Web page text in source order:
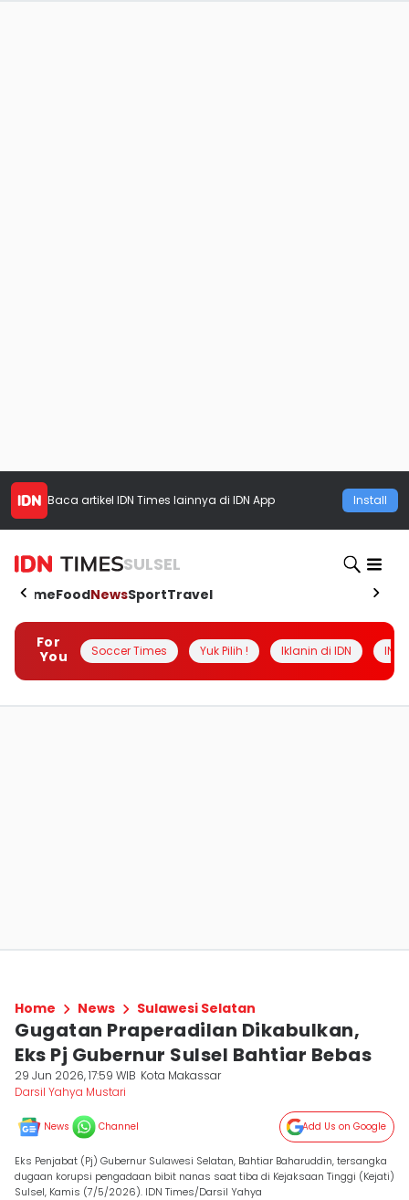
Baca artikel IDN Times lainnya di IDN App Install
SULSEL
HomeFoodNewsSportTravel
For
You
Soccer Times Yuk Pilih ! Iklanin di IDN
Home News Sulawesi Selatan
Gugatan Praperadilan Dikabulkan,
Eks Pj Gubernur Sulsel Bahtiar Bebas
29 Jun 2026, 17:59 WIB Kota Makassar
Darsil Yahya Mustari
News Channel Add Us on Google
Eks Penjabat (Pj) Gubernur Sulawesi Selatan, Bahtiar Baharuddin, tersangka
dugaan korupsi pengadaan bibit nanas saat tiba di Kejaksaan Tinggi (Kejati)
Sulsel, Kamis (7/5/2026). IDN Times/Darsil Yahya